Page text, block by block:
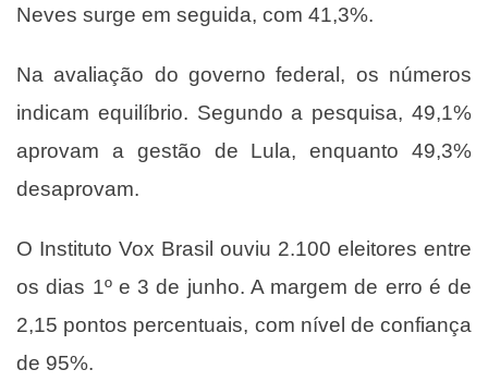
Neves surge em seguida, com 41,3%.
Na avaliação do governo federal, os números
indicam equilíbrio. Segundo a pesquisa, 49,1%
aprovam a gestão de Lula, enquanto 49,3%
desaprovam.
O Instituto Vox Brasil ouviu 2.100 eleitores entre
os dias 1º e 3 de junho. A margem de erro é de
2,15 pontos percentuais, com nível de confiança
de 95%.